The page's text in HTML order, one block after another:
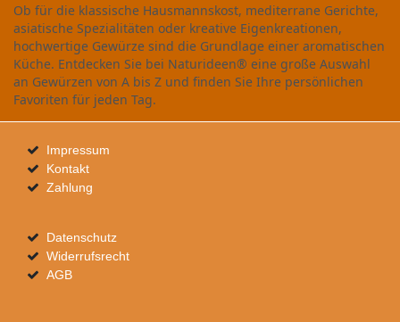
Ob für die klassische Hausmannskost, mediterrane Gerichte,
asiatische Spezialitäten oder kreative Eigenkreationen,
hochwertige Gewürze sind die Grundlage einer aromatischen
Küche. Entdecken Sie bei Naturideen® eine große Auswahl
an Gewürzen von A bis Z und finden Sie Ihre persönlichen
Favoriten für jeden Tag.
Impressum
Kontakt
Zahlung
Datenschutz
Widerrufsrecht
AGB